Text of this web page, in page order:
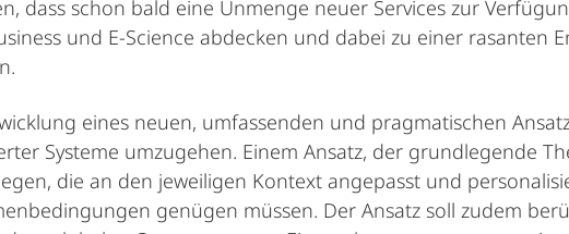
dass schon bald eine Unmenge neuer Services zur
und E-Science abdecken und dabei zu einer rasanten
eines neuen, umfassenden und pragmatischen
Systeme umzugehen. Einem Ansatz, der grundlegende
die an den jeweiligen Kontext angepasst und
genügen müssen. Der Ansatz soll zudem